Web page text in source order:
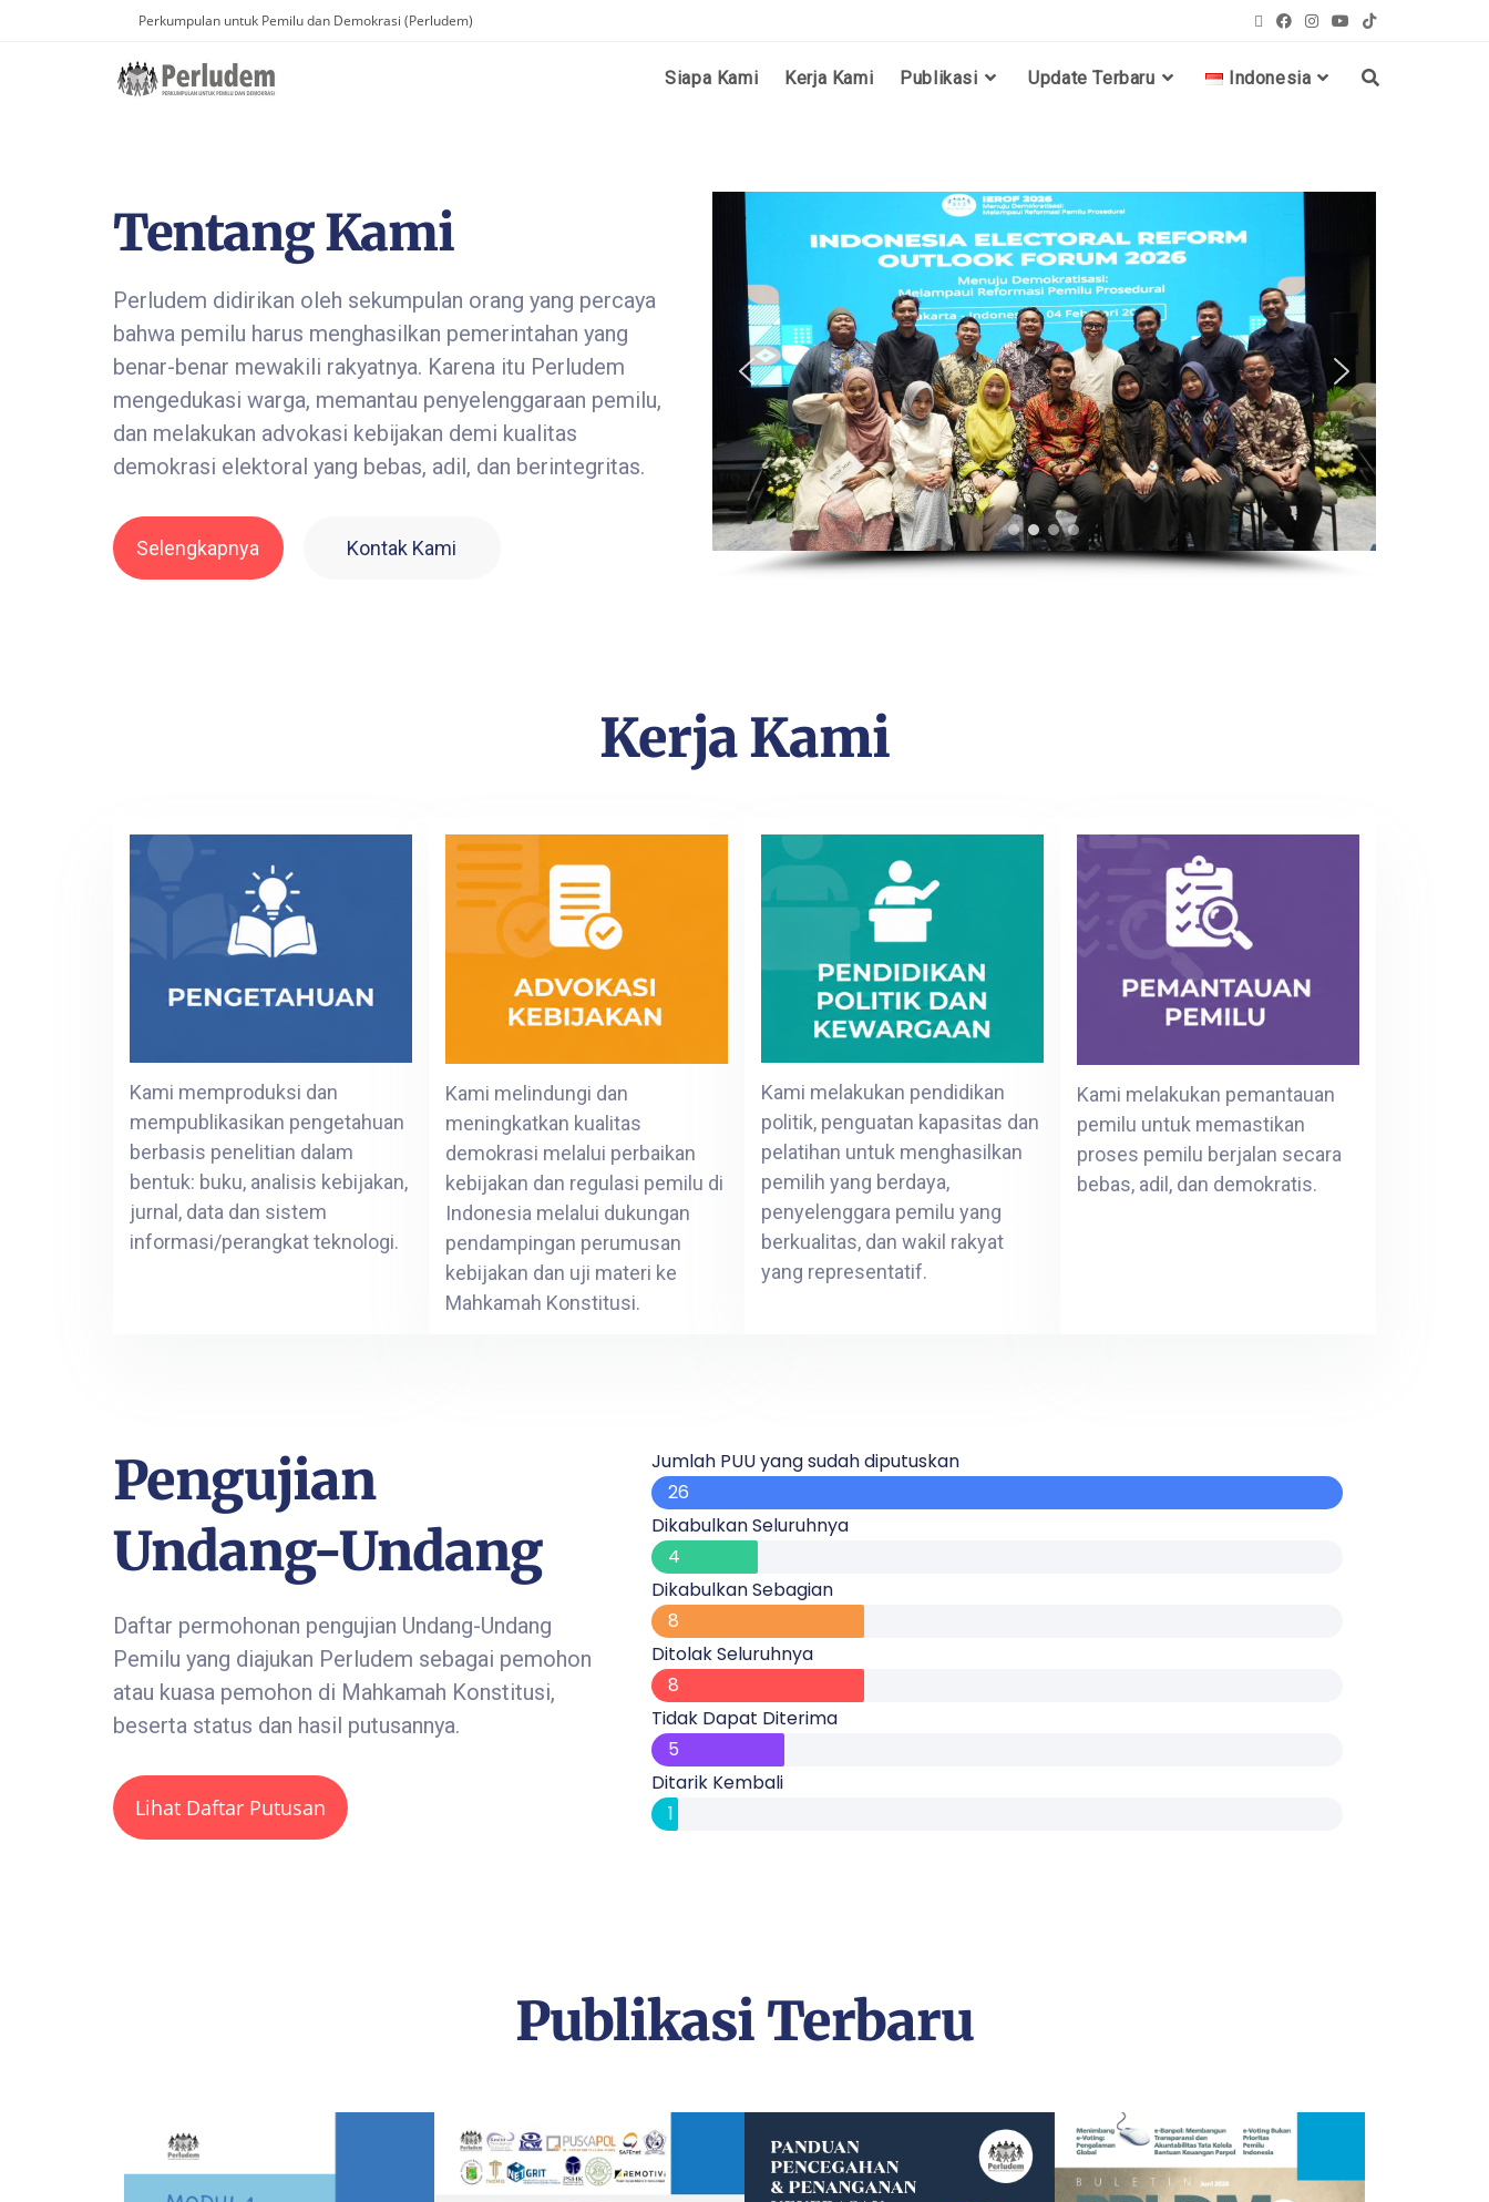
Perkumpulan untuk Pemilu dan Demokrasi (Perludem)
Siapa Kami Kerja Kami Publikasi Update Terbaru Indonesia
Tentang Kami
Perludem didirikan oleh sekumpulan orang yang percaya
bahwa pemilu harus menghasilkan pemerintahan yang
benar-benar mewakili rakyatnya. Karena itu Perludem
mengedukasi warga, memantau penyelenggaraan pemilu,
dan melakukan advokasi kebijakan demi kualitas
demokrasi elektoral yang bebas, adil, dan berintegritas.
Selengkapnya Kontak Kami
Kerja Kami
Kami memproduksi dan
mempublikasikan pengetahuan
berbasis penelitian dalam
bentuk: buku, analisis kebijakan,
jurnal, data dan sistem
informasi/perangkat teknologi.
Kami melindungi dan
meningkatkan kualitas
demokrasi melalui perbaikan
kebijakan dan regulasi pemilu di
Indonesia melalui dukungan
pendampingan perumusan
kebijakan dan uji materi ke
Mahkamah Konstitusi.
Kami melakukan pendidikan
politik, penguatan kapasitas dan
pelatihan untuk menghasilkan
pemilih yang berdaya,
penyelenggara pemilu yang
berkualitas, dan wakil rakyat
yang representatif.
Kami melakukan pemantauan
pemilu untuk memastikan
proses pemilu berjalan secara
bebas, adil, dan demokratis.
Pengujian
Undang-Undang
Daftar permohonan pengujian Undang-Undang
Pemilu yang diajukan Perludem sebagai pemohon
atau kuasa pemohon di Mahkamah Konstitusi,
beserta status dan hasil putusannya.
Lihat Daftar Putusan
Jumlah PUU yang sudah diputuskan
26
Dikabulkan Seluruhnya
4
Dikabulkan Sebagian
8
Ditolak Seluruhnya
8
Tidak Dapat Diterima
5
Ditarik Kembali
1
Publikasi Terbaru